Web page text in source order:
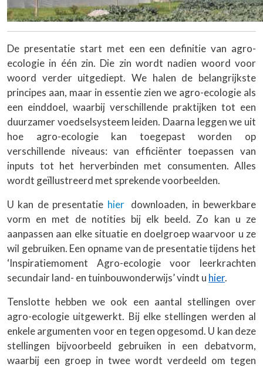
De presentatie start met een een definitie van agro-
ecologie in één zin. Die zin wordt nadien woord voor
woord verder uitgediept. We halen de belangrijkste
principes aan, maar in essentie zien we agro-ecologie als
een einddoel, waarbij verschillende praktijken tot een
duurzamer voedselsysteem leiden. Daarna leggen we uit
hoe agro-ecologie kan toegepast worden op
verschillende niveaus: van efficiënter toepassen van
inputs tot het herverbinden met consumenten. Alles
wordt geïllustreerd met sprekende voorbeelden.
U kan de presentatie hier downloaden, in bewerkbare
vorm en met de notities bij elk beeld. Zo kan u ze
aanpassen aan elke situatie en doelgroep waarvoor u ze
wil gebruiken. Een opname van de presentatie tijdens het
‘Inspiratiemoment Agro-ecologie voor leerkrachten
secundair land- en tuinbouwonderwijs’ vindt u hier.
Tenslotte hebben we ook een aantal stellingen over
agro-ecologie uitgewerkt. Bij elke stellingen werden al
enkele argumenten voor en tegen opgesomd. U kan deze
stellingen bijvoorbeeld gebruiken in een debatvorm,
waarbij een groep in twee wordt verdeeld om tegen